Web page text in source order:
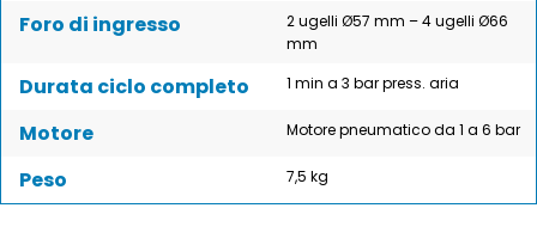
Foro di ingresso
2 ugelli Ø57 mm – 4 ugelli Ø66
mm
Durata ciclo completo 1 min a 3 bar press. aria
Motore Motore pneumatico da 1 a 6 bar
Peso 7,5 kg